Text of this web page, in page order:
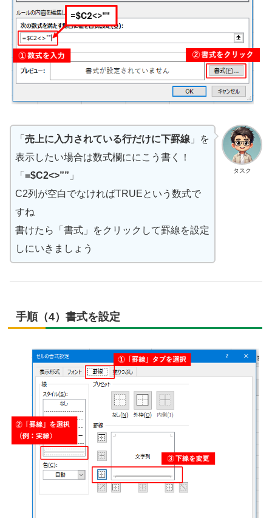
タスク
「 売上に入力されている行だけに下罫線 」を
表示したい場合は数式欄ににこう書く！
「 =$C2<>”” 」
C2列が空白でなければTRUEという数式で
すね
書けたら「書式」をクリックして罫線を設定
しにいきましょう
手順（4）書式を設定